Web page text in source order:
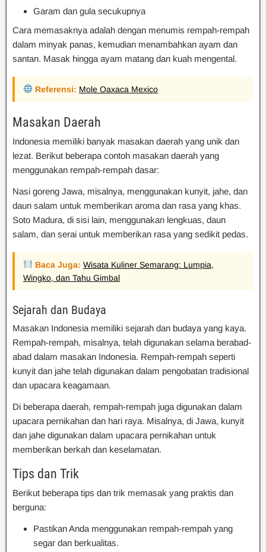
Garam dan gula secukupnya
Cara memasaknya adalah dengan menumis rempah-rempah
dalam minyak panas, kemudian menambahkan ayam dan
santan. Masak hingga ayam matang dan kuah mengental.
Referensi: Mole Oaxaca Mexico
Masakan Daerah
Indonesia memiliki banyak masakan daerah yang unik dan
lezat. Berikut beberapa contoh masakan daerah yang
menggunakan rempah-rempah dasar:
Nasi goreng Jawa, misalnya, menggunakan kunyit, jahe, dan
daun salam untuk memberikan aroma dan rasa yang khas.
Soto Madura, di sisi lain, menggunakan lengkuas, daun
salam, dan serai untuk memberikan rasa yang sedikit pedas.
Baca Juga: Wisata Kuliner Semarang: Lumpia,
Wingko, dan Tahu Gimbal
Sejarah dan Budaya
Masakan Indonesia memiliki sejarah dan budaya yang kaya.
Rempah-rempah, misalnya, telah digunakan selama berabad-
abad dalam masakan Indonesia. Rempah-rempah seperti
kunyit dan jahe telah digunakan dalam pengobatan tradisional
dan upacara keagamaan.
Di beberapa daerah, rempah-rempah juga digunakan dalam
upacara pernikahan dan hari raya. Misalnya, di Jawa, kunyit
dan jahe digunakan dalam upacara pernikahan untuk
memberikan berkah dan keselamatan.
Tips dan Trik
Berikut beberapa tips dan trik memasak yang praktis dan
berguna:
Pastikan Anda menggunakan rempah-rempah yang
segar dan berkualitas.